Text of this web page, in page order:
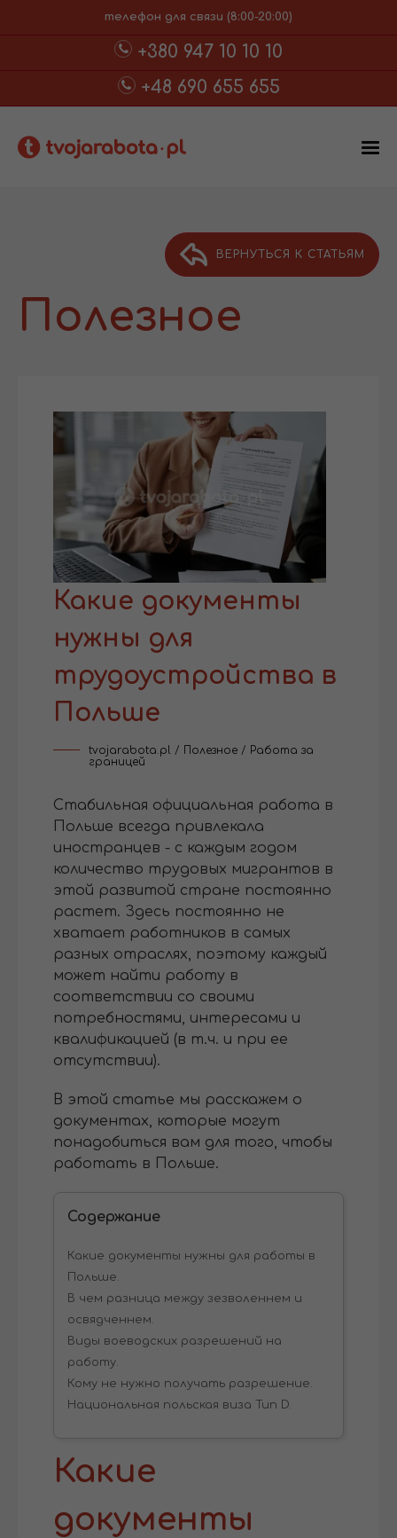
телефон для связи (8:00-20:00)
+380 947 10 10 10
+48 690 655 655
ВЕРНУТЬСЯ К СТАТЬЯМ
Полезное
Какие документы
нужны для
трудоустройства в
Польше
tvojarabota.pl / Полезное / Работа за
границей
Стабильная официальная работа в
Польше всегда привлекала
иностранцев - с каждым годом
количество трудовых мигрантов в
этой развитой стране постоянно
растет. Здесь постоянно не
хватает работников в самых
разных отраслях, поэтому каждый
может найти работу в
соответствии со своими
потребностями, интересами и
квалификацией (в т.ч. и при ее
отсутствии).
В этой статье мы расскажем о
документах, которые могут
понадобиться вам для того, чтобы
работать в Польше.
Содержание
Какие документы нужны для работы в
Польше.
В чем разница между зезволеннем и
освядченнем.
Виды воеводских разрешений на
работу.
Кому не нужно получать разрешение.
Национальная польская виза Тип D.
Какие
документы